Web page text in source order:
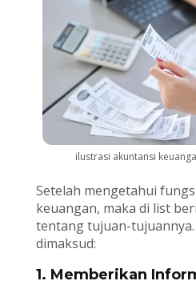
ilustrasi akuntansi
Setelah mengetahui
keuangan, maka di list
tentang tujuan-
dimaksud:
1. Memberikan